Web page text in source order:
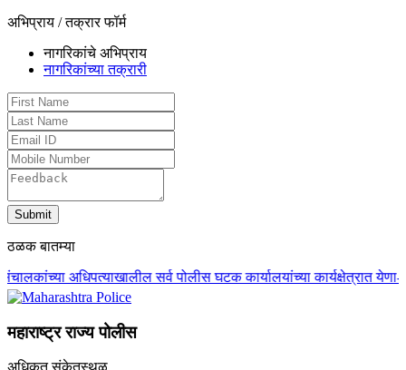
अभिप्राय / तक्रार फॉर्म
नागरिकांचे अभिप्राय
नागरिकांच्या तक्रारी
ठळक बातम्या
सर्व पोलीस घटक कार्यालयांच्‍या कार्यक्षेत्रात येणा-या पोलीस
महाराष्ट्र राज्य पोलीस